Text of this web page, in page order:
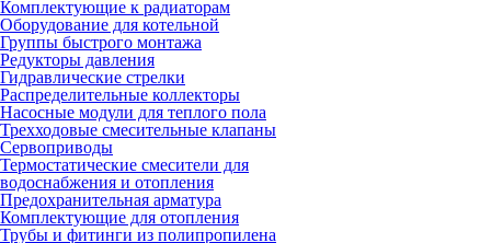
Комплектующие к радиаторам
Оборудование для котельной
Группы быстрого монтажа
Редукторы давления
Гидравлические стрелки
Распределительные коллекторы
Насосные модули для теплого пола
Трехходовые смесительные клапаны
Сервоприводы
Термостатические смесители для
водоснабжения и отопления
Предохранительная арматура
Комплектующие для отопления
Трубы и фитинги из полипропилена